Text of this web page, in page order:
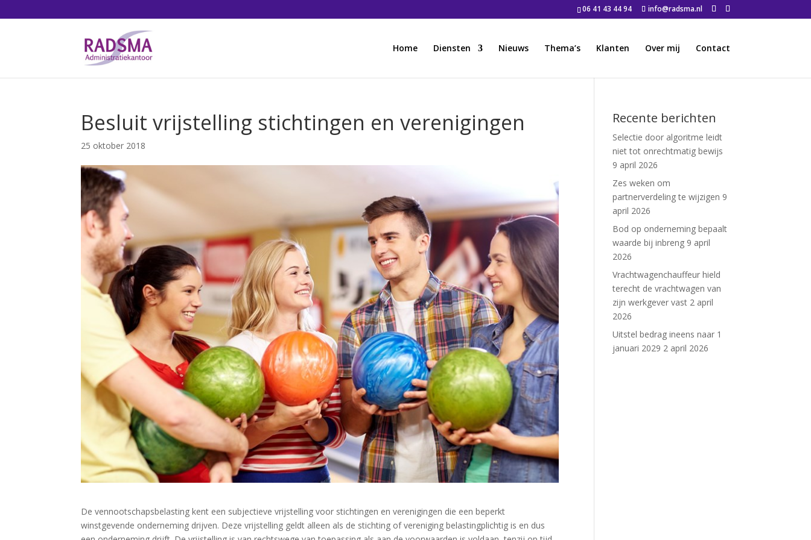
06 41 43 44 94 info@radsma.nl
Home Diensten Nieuws Thema’s Klanten Over mij Contact
Besluit vrijstelling stichtingen en verenigingen
25 oktober 2018
De vennootschapsbelasting kent een subjectieve vrijstelling voor stichtingen en verenigingen die een beperkt
winstgevende onderneming drijven. Deze vrijstelling geldt alleen als de stichting of vereniging belastingplichtig is en dus
Recente berichten
Selectie door algoritme leidt
niet tot onrechtmatig bewijs
9 april 2026
Zes weken om
partnerverdeling te wijzigen 9
april 2026
Bod op onderneming bepaalt
waarde bij inbreng 9 april
2026
Vrachtwagenchauffeur hield
terecht de vrachtwagen van
zijn werkgever vast 2 april
2026
Uitstel bedrag ineens naar 1
januari 2029 2 april 2026